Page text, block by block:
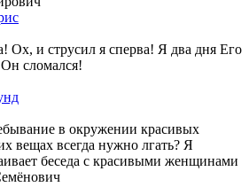
Ох, и струсил я сперва! Я два дня Его
сломался!
в окружении красивых
вещах всегда нужно лгать? Я
беседа с красивыми женщинами